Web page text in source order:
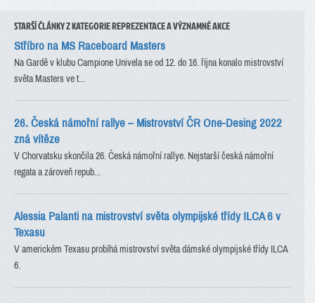
STARŠÍ ČLÁNKY Z KATEGORIE REPREZENTACE A VÝZNAMNÉ AKCE
Stříbro na MS Raceboard Masters
Na Gardě v klubu Campione Univela se od 12. do 16. října konalo mistrovství
světa Masters ve t...
26. Česká námořní rallye – Mistrovství ČR One-Desing 2022
zná vítěze
V Chorvatsku skončila 26. Česká námořní rallye. Nejstarší česká námořní
regata a zároveň repub...
Alessia Palanti na mistrovství světa olympijské třídy ILCA 6 v
Texasu
V americkém Texasu probíhá mistrovství světa dámské olympijské třídy ILCA
6.